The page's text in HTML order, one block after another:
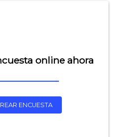
online ahora
ENCUESTA